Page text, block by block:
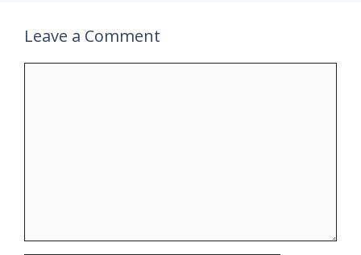
Leave a Comment